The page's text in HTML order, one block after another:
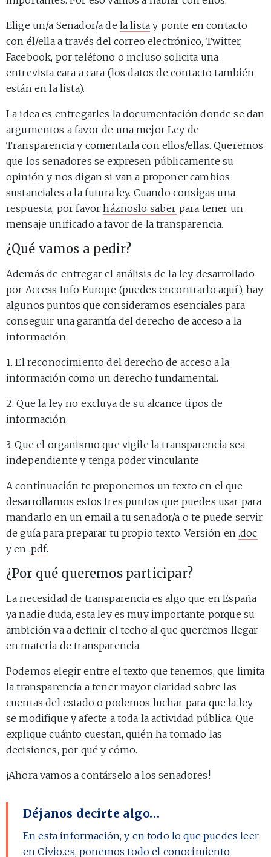
Elige un/a Senador/a de la lista y ponte en contacto
con él/ella a través del correo electrónico, Twitter,
Facebook, por teléfono o incluso solicita una
entrevista cara a cara (los datos de contacto también
están en la lista).
La idea es entregarles la documentación donde se dan
argumentos a favor de una mejor Ley de
Transparencia y comentarla con ellos/ellas. Queremos
que los senadores se expresen públicamente su
opinión y nos digan si van a proponer cambios
sustanciales a la futura ley. Cuando consigas una
respuesta, por favorháznoslo saber para tener un
mensaje unificado a favor de la transparencia.
¿Qué vamos a pedir?
Además de entregar el análisis de la ley desarrollado
por Access Info Europe (puedes encontrarlo aquí), hay
algunos puntos que consideramos esenciales para
conseguir una garantía del derecho de acceso a la
información.
1. El reconocimiento del derecho de acceso a la
información como un derecho fundamental.
2. Que la ley no excluya de su alcance tipos de
información.
3. Que el organismo que vigile la transparencia sea
independiente y tenga poder vinculante
A continuación te proponemos un texto en el que
desarrollamos estos tres puntos que puedes usar para
mandarlo en un email a tu senador/a o te puede servir
de guía para preparar tu propio texto. Versión en.doc
y en .pdf.
¿Por qué queremos participar?
La necesidad de transparencia es algo que en España
ya nadie duda, esta ley es muy importante porque su
ambición va a definir el techo al que queremos llegar
en materia de transparencia.
Podemos elegir entre el texto que tenemos, que limita
la transparencia a tener mayor claridad sobre las
cuentas del estado o podemos luchar para que la ley
se modifique y afecte a toda la actividad pública: Que
explique cuánto cuestan, quién ha tomado las
decisiones, por qué y cómo.
¡Ahora vamos a contárselo a los senadores!
Déjanos decirte algo…
En esta información, y en todo lo que puedes leer
en Civio.es, ponemos todo el conocimiento